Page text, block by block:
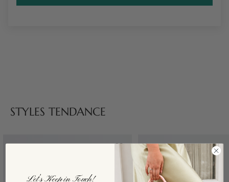
STYLES TENDANCE
Let’s Keep in Touch!